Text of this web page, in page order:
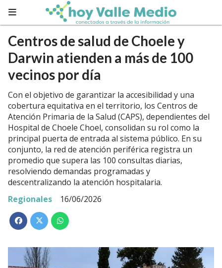
Centros de salud de Choele y
Darwin atienden a más de 100
vecinos por día
Con el objetivo de garantizar la accesibilidad y una
cobertura equitativa en el territorio, los Centros de
Atención Primaria de la Salud (CAPS), dependientes del
Hospital de Choele Choel, consolidan su rol como la
principal puerta de entrada al sistema público. En su
conjunto, la red de atención periférica registra un
promedio que supera las 100 consultas diarias,
resolviendo demandas programadas y
descentralizando la atención hospitalaria.
Regionales
16/06/2026